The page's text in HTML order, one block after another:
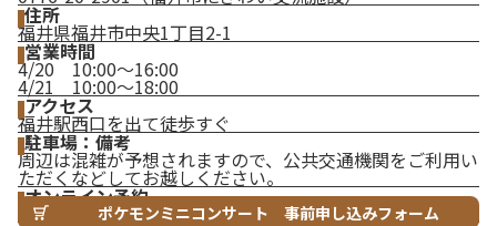
住所
福井県福井市中央1丁目2-1
営業時間
4/20 10:00～16:00
4/21 10:00～18:00
アクセス
福井駅西口を出て徒歩すぐ
駐車場：備考
周辺は混雑が予想されますので、公共交通機関をご利用い
ただくなどしてお越しください。
オンライン予約
ポケモンミニコンサート 事前申し込みフォーム